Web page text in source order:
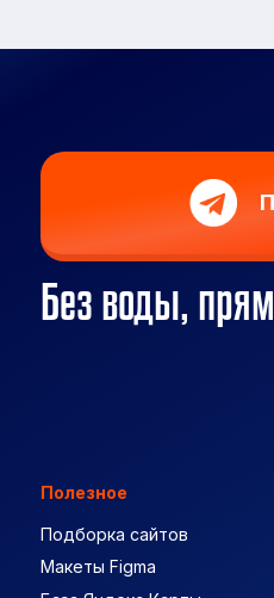
Без воды,
Полезное
Подборка сайтов
Макеты Figma